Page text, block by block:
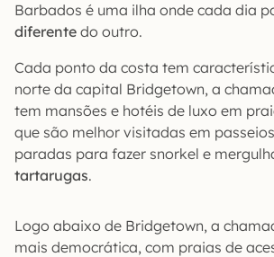
Barbados é uma ilha onde cada dia
diferente do outro.
Cada ponto da costa tem
norte da capital Bridgetown, a
tem mansões e hotéis de luxo em
que são melhor visitadas em
paradas para fazer snorkel e
tartarugas.
Logo abaixo de Bridgetown, a
mais democrática, com praias de